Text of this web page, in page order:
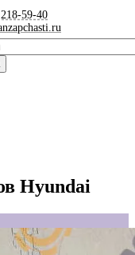
59-40
Нуundai